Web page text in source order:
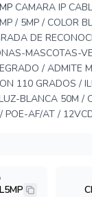
CAMARA IP
/ 5MP / COLOR
DE
MASCOTAS-
/ ADMITE
110 GRADOS /
BLANCA 50M /
POE-AF/AT /